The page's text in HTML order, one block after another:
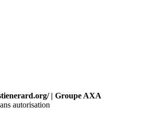
| Groupe AXA
autorisation